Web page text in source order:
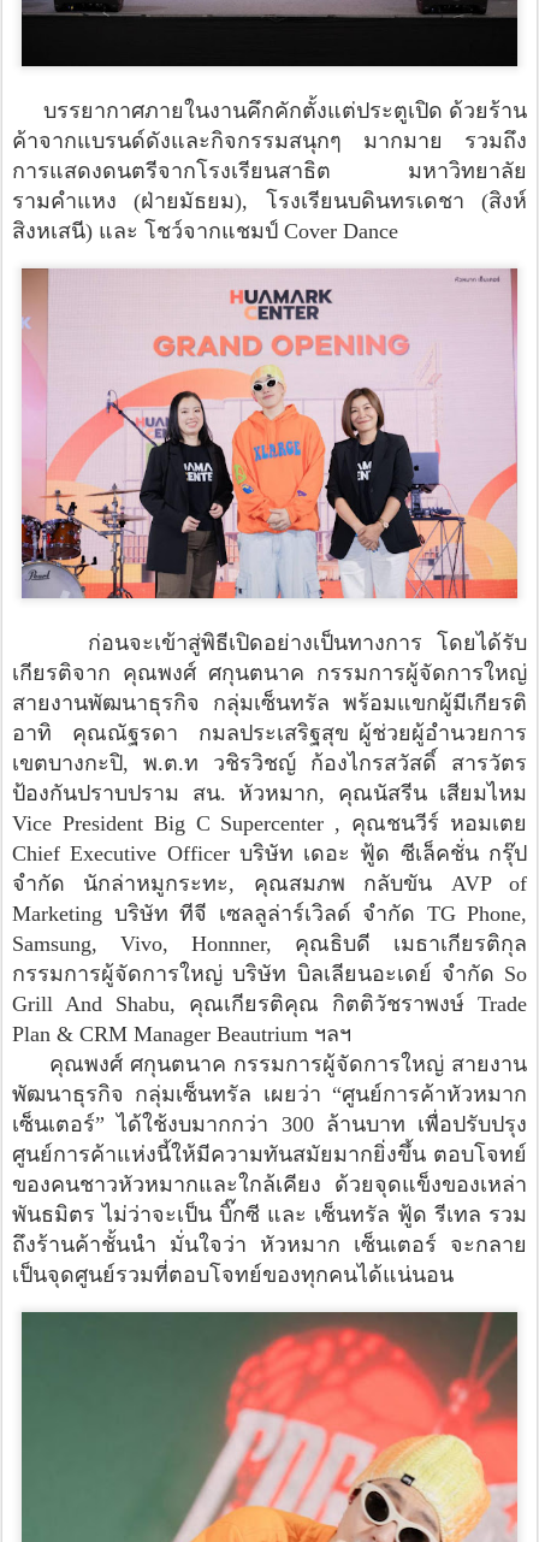
บรรยากาศภายในงานคึกคักตั้งแต่ประตูเปิด ด้วยร้าน
ค้าจากแบรนด์ดังและกิจกรรมสนุกๆ มากมาย รวมถึง
การแสดงดนตรีจากโรงเรียนสาธิต มหาวิทยาลัย
รามคำแหง (ฝ่ายมัธยม), โรงเรียนบดินทรเดชา (สิงห์
สิงหเสนี) และ โชว์จากแชมป์ Cover Dance
ก่อนจะเข้าสู่พิธีเปิดอย่างเป็นทางการ โดยได้รับ
เกียรติจาก คุณพงศ์ ศกุนตนาค กรรมการผู้จัดการใหญ่
สายงานพัฒนาธุรกิจ กลุ่มเซ็นทรัล พร้อมแขกผู้มีเกียรติ
อาทิ คุณณัฐรดา กมลประเสริฐสุข ผู้ช่วยผู้อำนวยการ
เขตบางกะปิ, พ.ต.ท วชิรวิชญ์ ก้องไกรสวัสดิ์ สารวัตร
ป้องกันปราบปราม สน. หัวหมาก, คุณนัสรีน เสียมไหม
Vice President Big C Supercenter , คุณชนวีร์ หอมเตย
Chief Executive Officer บริษัท เดอะ ฟู้ด ซีเล็คชั่น กรุ๊ป
จำกัด นักล่าหมูกระทะ, คุณสมภพ กลับขัน AVP of
Marketing บริษัท ทีจี เซลลูล่าร์เวิลด์ จำกัด TG Phone,
Samsung, Vivo, Honnner, คุณธิบดี เมธาเกียรติกุล
กรรมการผู้จัดการใหญ่ บริษัท บิลเลียนอะเดย์ จำกัด So
Grill And Shabu, คุณเกียรติคุณ กิตติวัชราพงษ์ Trade
Plan & CRM Manager Beautrium ฯลฯ
คุณพงศ์ ศกุนตนาค กรรมการผู้จัดการใหญ่ สายงาน
พัฒนาธุรกิจ กลุ่มเซ็นทรัล เผยว่า “ศูนย์การค้าหัวหมาก
เซ็นเตอร์” ได้ใช้งบมากกว่า 300 ล้านบาท เพื่อปรับปรุง
ศูนย์การค้าแห่งนี้ให้มีความทันสมัยมากยิ่งขึ้น ตอบโจทย์
ของคนชาวหัวหมากและใกล้เคียง ด้วยจุดแข็งของเหล่า
พันธมิตร ไม่ว่าจะเป็น บิ๊กซี และ เซ็นทรัล ฟู้ด รีเทล รวม
ถึงร้านค้าชั้นนำ มั่นใจว่า หัวหมาก เซ็นเตอร์ จะกลาย
เป็นจุดศูนย์รวมที่ตอบโจทย์ของทุกคนได้แน่นอน